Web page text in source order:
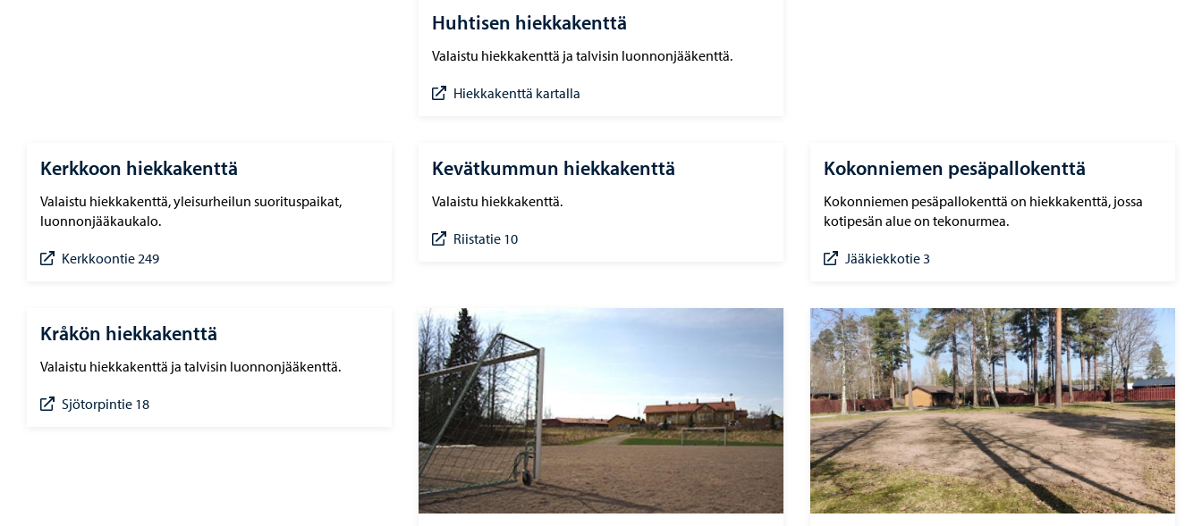
Huhtisen hiekkakenttä
Valaistu hiekkakenttä ja talvisin luonnonjääkenttä.
Hiekkakenttä kartalla
Kerkkoon hiekkakenttä
Valaistu hiekkakenttä, yleisurheilun suorituspaikat,
luonnonjääkaukalo.
Kerkkoontie 249
Kevätkummun hiekkakenttä
Valaistu hiekkakenttä.
Riistatie 10
Kokonniemen pesäpallokenttä
Kokonniemen pesäpallokenttä on hiekkakenttä, jossa
kotipesän alue on tekonurmea.
Jääkiekkotie 3
Kråkön hiekkakenttä
Valaistu hiekkakenttä ja talvisin luonnonjääkenttä.
Sjötorpintie 18